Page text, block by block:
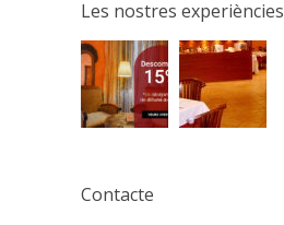
Les nostres experiències
Contacte